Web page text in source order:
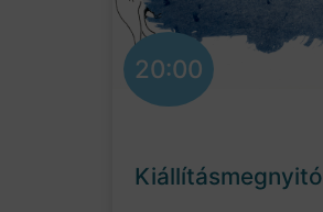
20:00
Kiállításmegnyitó